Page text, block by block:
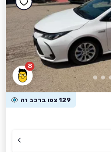
8
129 צפו ברכב זה